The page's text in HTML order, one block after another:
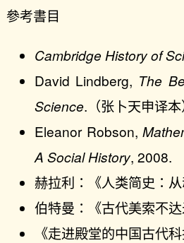
參考書目
Cambridge History of
David Lindberg, The
Science.（张卜天申译本
Eleanor Robson,
A Social History, 2008.
赫拉利：《人类简史：
伯特曼：《古代美索不
《走进殿堂的中国古代科